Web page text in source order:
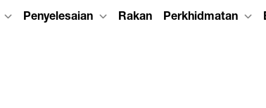
Penyelesaian Rakan Perkhidmatan